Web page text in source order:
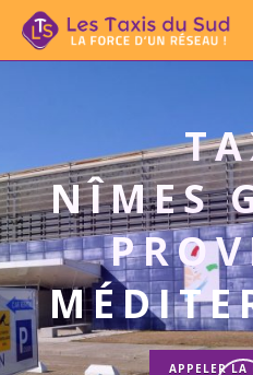
NÎMES
APPELER LA